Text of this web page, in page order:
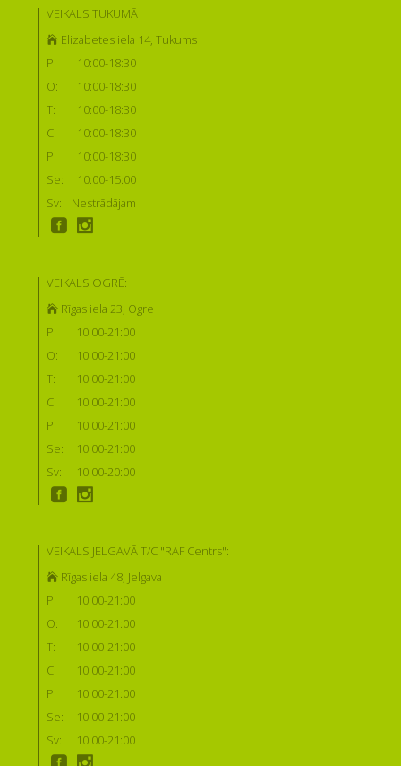
VEIKALS TUKUMĀ
Elizabetes iela 14, Tukums
P:
10:00-18:30
O:
10:00-18:30
T:
10:00-18:30
C:
10:00-18:30
P:
10:00-18:30
Se:
10:00-15:00
Sv:
Nestrādājam
VEIKALS OGRĒ:
Rīgas iela 23, Ogre
P:
10:00-21:00
O:
10:00-21:00
T:
10:00-21:00
C:
10:00-21:00
P:
10:00-21:00
Se:
10:00-21:00
Sv:
10:00-20:00
VEIKALS JELGAVĀ T/C "RAF Centrs":
Rīgas iela 48, Jelgava
P:
10:00-21:00
O:
10:00-21:00
T:
10:00-21:00
C:
10:00-21:00
P:
10:00-21:00
Se:
10:00-21:00
Sv:
10:00-21:00